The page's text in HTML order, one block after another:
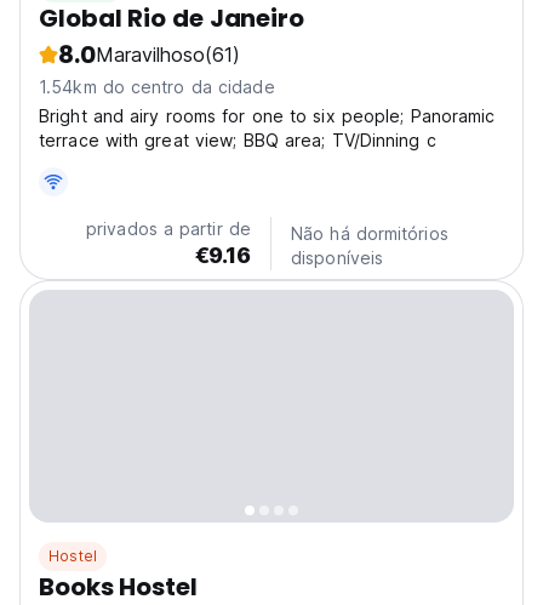
Global Rio de Janeiro
8.0Maravilhoso(61)
1.54km do centro da cidade
Bright and airy rooms for one to six people; Panoramic
terrace with great view; BBQ area; TV/Dinning c
privados a partir de
€9.16
Não há dormitórios
disponíveis
Hostel
Books Hostel